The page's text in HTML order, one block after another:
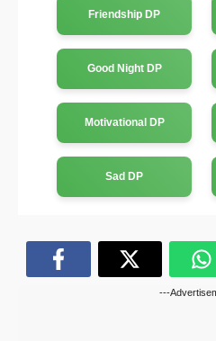
Friendship DP
Good Night DP
Motivational DP
Sad DP
---